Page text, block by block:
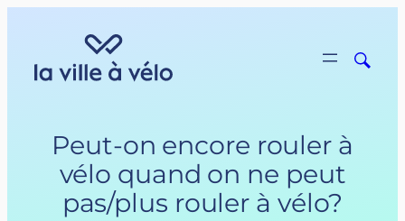
Peut-on encore rouler à
vélo quand on ne peut
pas/plus rouler à vélo?